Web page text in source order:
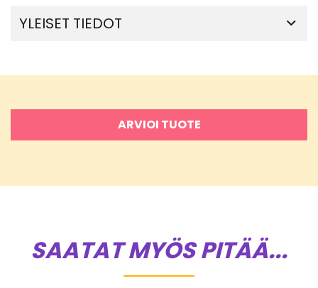
YLEISET TIEDOT
ARVIOI TUOTE
SAATAT MYÖS PITÄÄ...